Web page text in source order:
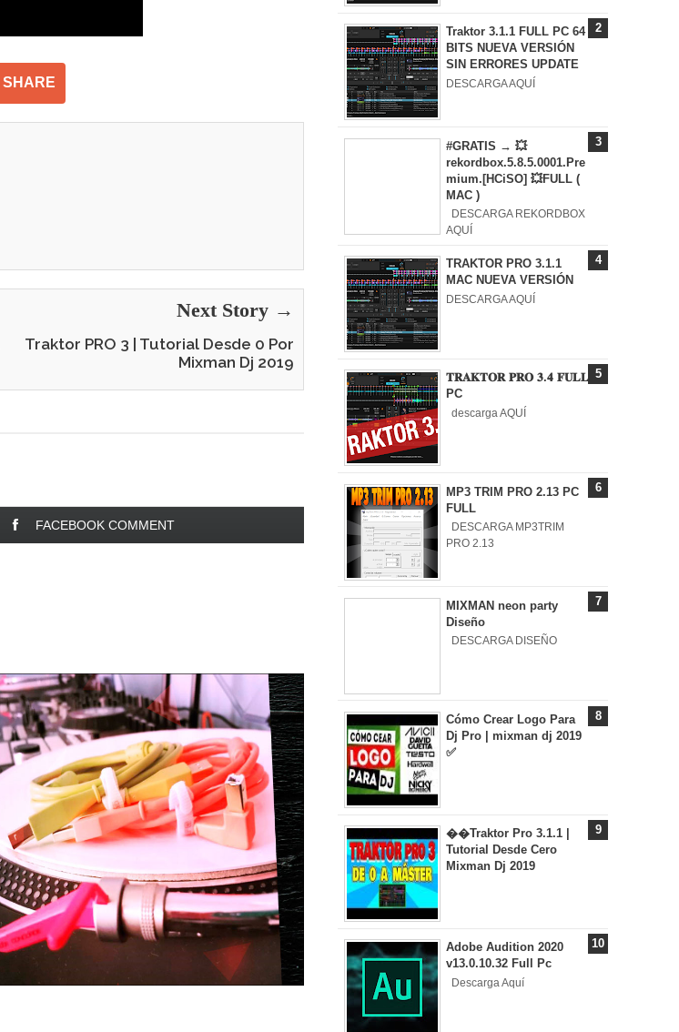
SHARE
Next Story →
Traktor PRO 3 | Tutorial Desde 0 Por
Mixman Dj 2019
FACEBOOK COMMENT
Traktor 3.1.1 FULL PC 64
BITS NUEVA VERSIÓN
SIN ERRORES UPDATE
DESCARGA AQUÍ
#GRATIS → 💥
rekordbox.5.8.5.0001.Pre
mium.[HCiSO] 💥FULL (
MAC )
DESCARGA REKORDBOX
AQUÍ
TRAKTOR PRO 3.1.1
MAC NUEVA VERSIÓN
DESCARGA AQUÍ
𝐓𝐑𝐀𝐊𝐓𝐎𝐑 𝐏𝐑𝐎 𝟑.𝟒 𝐅𝐔𝐋𝐋
PC
descarga AQUÍ
MP3 TRIM PRO 2.13 PC
FULL
DESCARGA MP3TRIM
PRO 2.13
MIXMAN neon party
Diseño
DESCARGA DISEÑO
Cómo Crear Logo Para
Dj Pro | mixman dj 2019
✅
��Traktor Pro 3.1.1 |
Tutorial Desde Cero
Mixman Dj 2019
Adobe Audition 2020
v13.0.10.32 Full Pc
Descarga Aquí